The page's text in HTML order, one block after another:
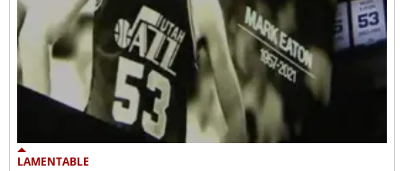
LAMENTABLE